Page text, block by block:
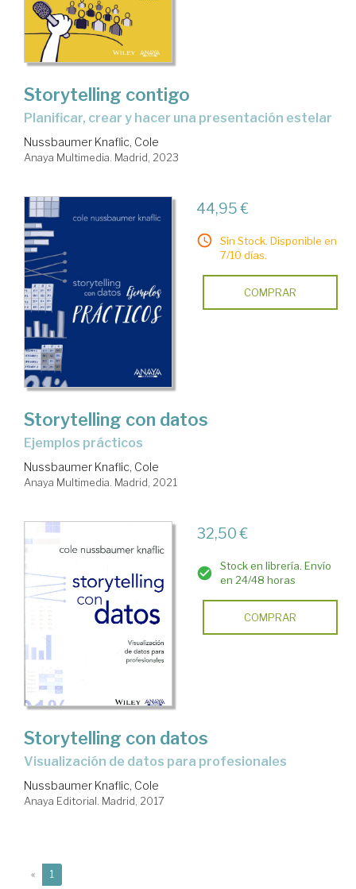
Storytelling contigo
Planificar, crear y hacer una presentación estelar
Nussbaumer Knaflic, Cole
Anaya Multimedia. Madrid, 2023
44,95 €
Sin Stock. Disponible en
7/10 días.
COMPRAR
Storytelling con datos
ejemplos prácticos
Nussbaumer Knaflic, Cole
Anaya Multimedia. Madrid, 2021
32,50 €
Stock en librería. Envío
en 24/48 horas
COMPRAR
Storytelling con datos
visualización de datos para profesionales
Nussbaumer Knaflic, Cole
Anaya Editorial. Madrid, 2017
« 1